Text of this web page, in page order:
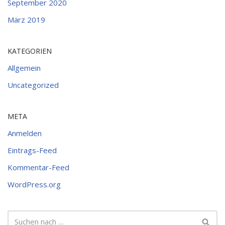
September 2020
März 2019
KATEGORIEN
Allgemein
Uncategorized
META
Anmelden
Eintrags-Feed
Kommentar-Feed
WordPress.org